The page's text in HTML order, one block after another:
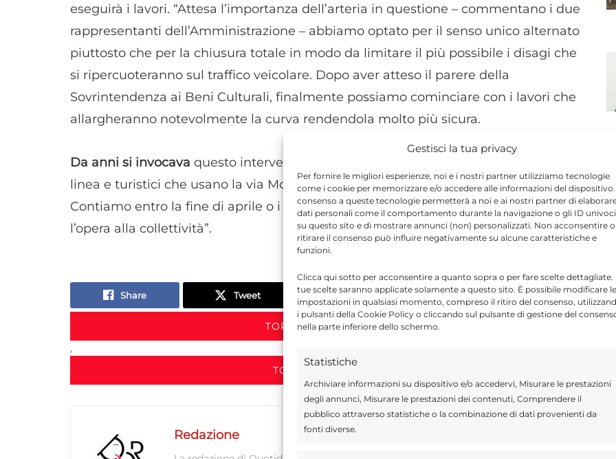
Gestisci la tua privacy
Per fornire le migliori esperienze, noi e i nostri partner utilizziamo tecnologie
come i cookie per memorizzare e/o accedere alle informazioni del
consenso a queste tecnologie permetterà a noi e ai nostri partner di
dati personali come il comportamento durante la navigazione o gli ID univoci
su questo sito e di mostrare annunci (non) personalizzati. Non acconsentire o
ritirare il consenso può influire negativamente su alcune caratteristiche e
funzioni.
Clicca qui sotto per acconsentire a quanto sopra o per fare scelte dettagliate.
tue scelte saranno applicate solamente a questo sito. È possibile modificare le
impostazioni in qualsiasi momento, compreso il ritiro del consenso,
i pulsanti della Cookie Policy o cliccando sul pulsante di gestione del
nella parte inferiore dello schermo.
Statistiche
Archiviare informazioni su dispositivo e/o accedervi, Misurare le prestazioni
degli annunci, Misurare le prestazioni dei contenuti, Comprendere il
pubblico attraverso statistiche o la combinazione di dati provenienti da
fonti diverse.
eseguirà i lavori. “Attesa l’importanza dell’arteria in questione – commentano i due
rappresentanti dell’Amministrazione – abbiamo optato per il senso unico alternato
piuttosto che per la chiusura totale in modo da limitare il più possibile i disagi che
si ripercuoteranno sul traffico veicolare. Dopo aver atteso il parere della
Sovrintendenza ai Beni Culturali, finalmente possiamo cominciare con i lavori che
allargheranno notevolmente la curva rendendola molto più sicura.
Da anni si invocava questo intervento visto anche l’elevato numero di autobus di
linea e turistici che usano la via Modica – Ragusa per accedere nel centro storico.
Contiamo entro la fine di aprile o i primi giorni di maggio di poter consegnare
l’opera alla collettività”.
Share Tweet Send Share
TORNA IN ECONOMIA
,
TORNA IN MODICA
Redazione